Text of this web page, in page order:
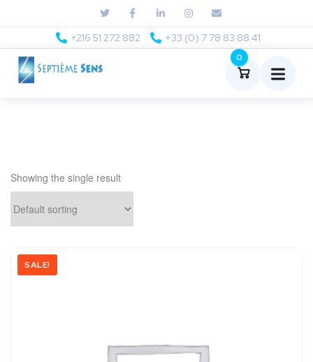
+216 51 272 882 +33 (0) 7 78 83 88 41
0
Showing the single result
SALE!